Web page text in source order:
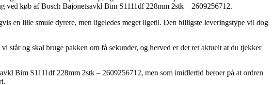
ved køb af Bosch Bajonetsavkl Bim S1111df 228mm 2stk – 2609256712.
en lille smule dyrere, men ligeledes meget ligetil. Den billigste leveringstype vil dog
og skal bruge pakken om få sekunder, og herved er det ret aktuelt at du tjekker
Bim S1111df 228mm 2stk – 2609256712, men som imidlertid beroer på at ordren